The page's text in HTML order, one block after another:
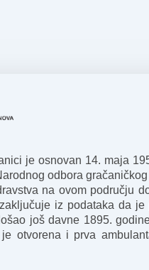
je osnovan 14. maja
odbora gračaničkog
na ovom području
iz podataka da je
još davne 1895.
otvorena i prva